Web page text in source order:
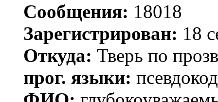
Сообщения: 18018
Зарегистрирован: 18
Откуда: Тверь по
прог. языки: